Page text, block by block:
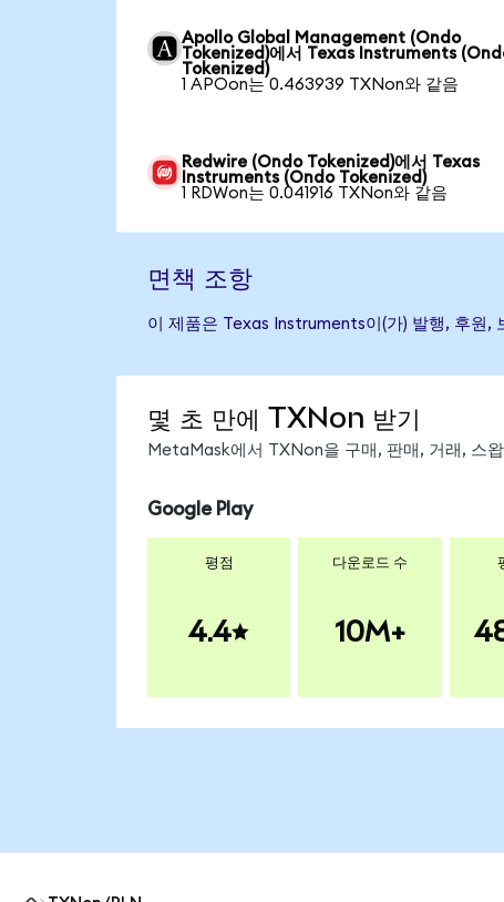
Apollo Global Management (Ondo
Tokenized)에서 Texas Instruments
Tokenized)
1 APOon는 0.463939 TXNon와 같음
Redwire (Ondo Tokenized)에서 Texas
Instruments (Ondo Tokenized)
1 RDWon는 0.041916 TXNon와 같음
면책 조항
이 제품은 Texas Instruments이(가) 발행, 후원,
몇 초 만에 TXNon 받기
MetaMask에서 TXNon을 구매, 판매, 거래, 스
Google Play
평점
4.4
다운로드 수
10M+